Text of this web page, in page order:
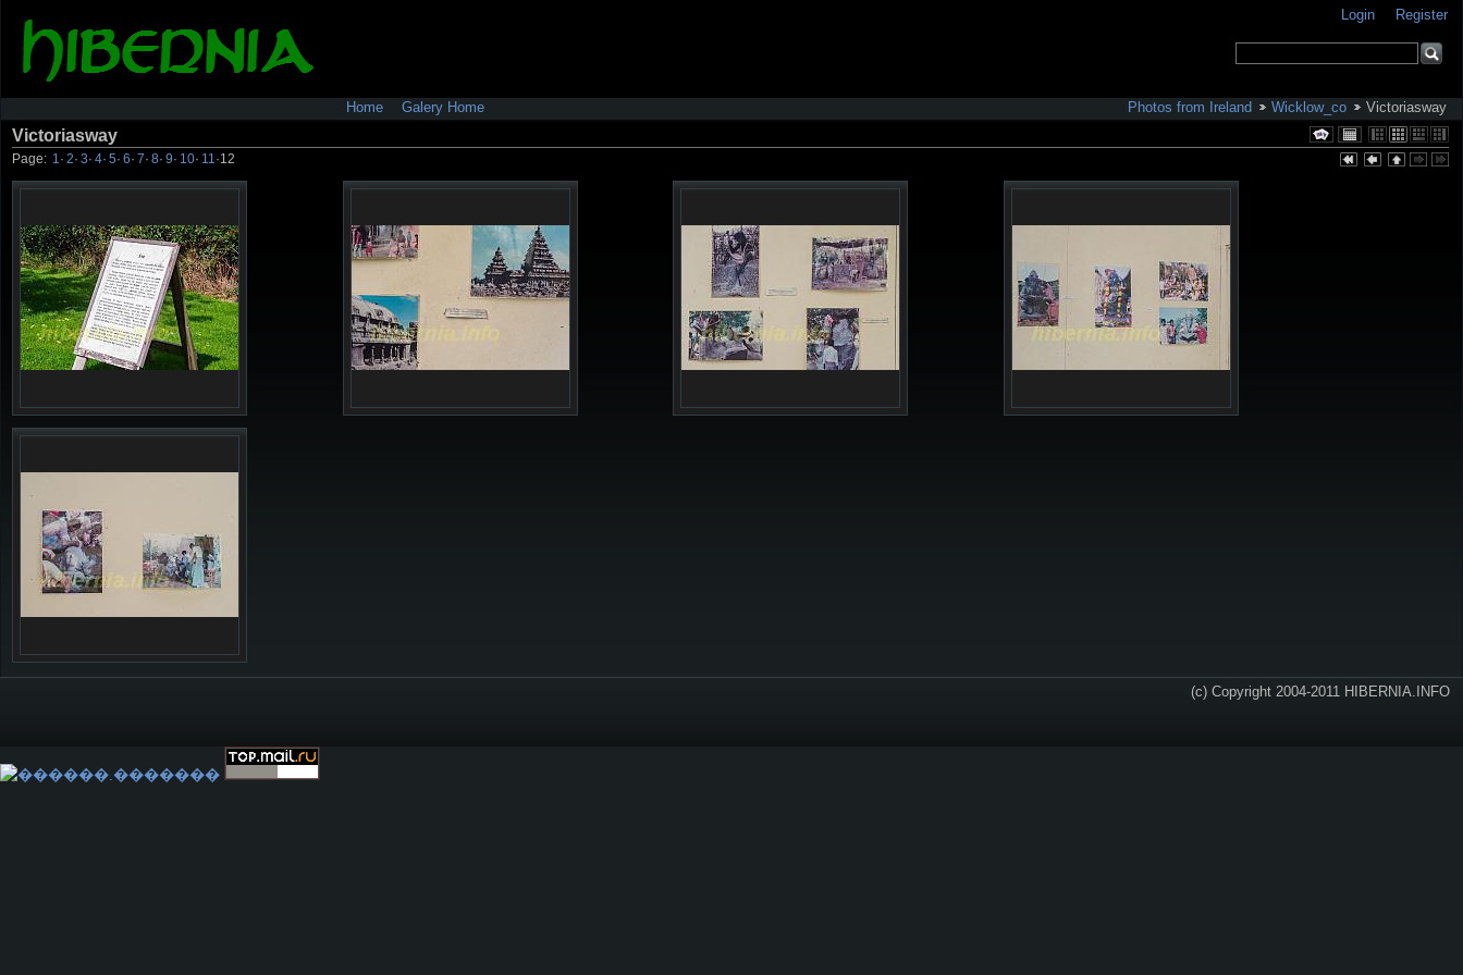
Home Galery Home
Login Register
Photos from Ireland Wicklow_co Victoriasway
Victoriasway
Page: 1 · 2· 3· 4· 5· 6· 7· 8· 9· 10· 11 ·12
(c) Copyright 2004-2011 HIBERNIA.INFO